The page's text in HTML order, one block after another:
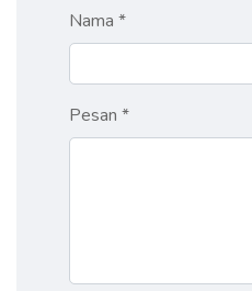
Nama *
Pesan *